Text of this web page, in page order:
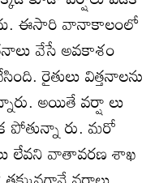
ఈసారి వానాకాలంలో
వేసే అవకాశం
రైతులు విత్తనాలను
అయితే వర్షా లు
పోతున్నా రు. మరో
లేవని వాతావరణ శాఖ